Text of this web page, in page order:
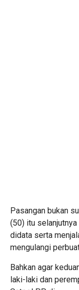
Pasangan bukan
(50) itu
didata serta
mengulangi
Bahkan agar
laki-laki dan